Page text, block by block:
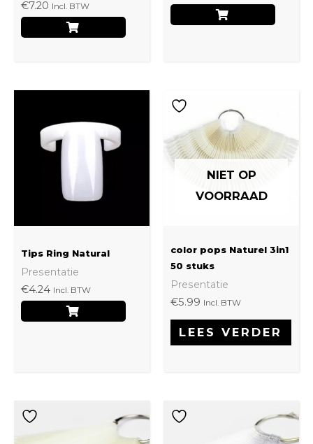
€7.20 Incl. BTW
Tips Ring Natural
Presentatie
€4.24 Incl. BTW
NIET OP
VOORRAAD
color pops Naturel 3in1
50 stuks
Presentatie
€5.99 Incl. BTW
LEES VERDER
Dit